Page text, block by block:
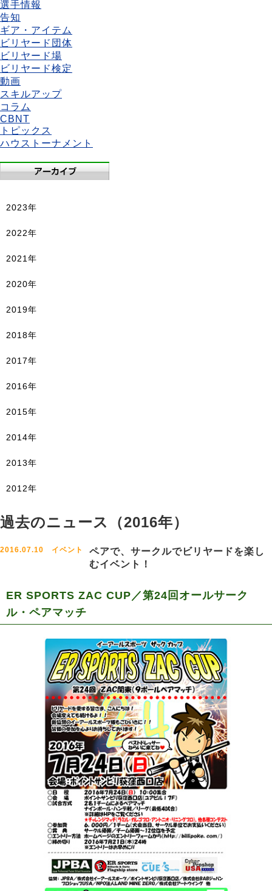
選手情報
告知
ギア・アイテム
ビリヤード団体
ビリヤード場
ビリヤード検定
動画
スキルアップ
コラム
CBNT
トピックス
ハウストーナメント
2023年
2022年
2021年
2020年
2019年
2018年
2017年
2016年
2015年
2014年
2013年
2012年
過去のニュース（2016年）
2016.07.10 イベント
ペアで、サークルでビリヤードを楽し
むイベント！
ER SPORTS ZAC CUP／第24回オールサーク
ル・ペアマッチ